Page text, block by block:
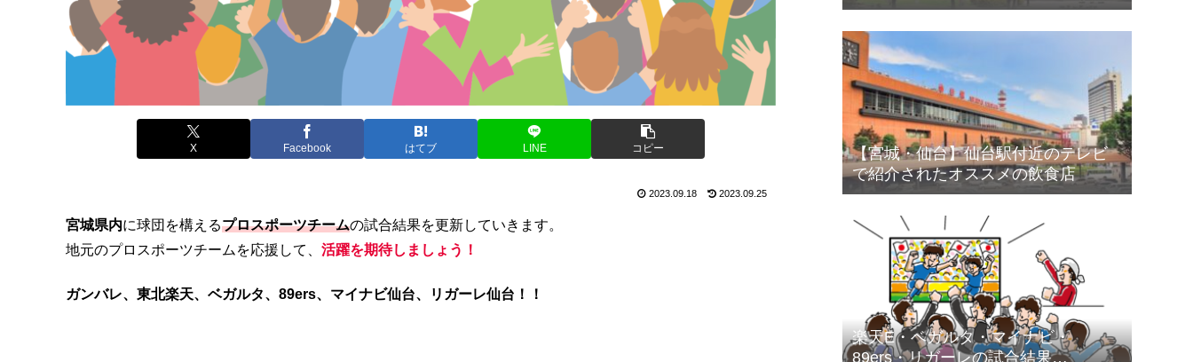
X Facebook はてブ LINE コピー
2023.09.18 2023.09.25
宮城県内に球団を構えるプロスポーツチームの試合結果を更新していきます。
地元のプロスポーツチームを応援して、 活躍を期待しましょう！
ガンバレ、東北楽天、ベガルタ、89ers、マイナビ仙台、リガーレ仙台！！
店
【宮城・仙台】仙台駅付近のテレビ
で紹介されたオススメの飲食店
楽天E・ベガルタ・マイナビ・
89ers・リガーレの試合結果